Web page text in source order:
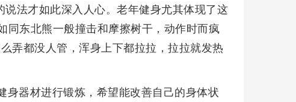
说法才如此深入人心。老年健身尤其体现了这
同东北熊一般撞击和摩擦树干，动作时而疯
弄都没人管，浑身上下都拉拉，拉拉就发热
器材进行锻炼，希望能改善自己的身体状